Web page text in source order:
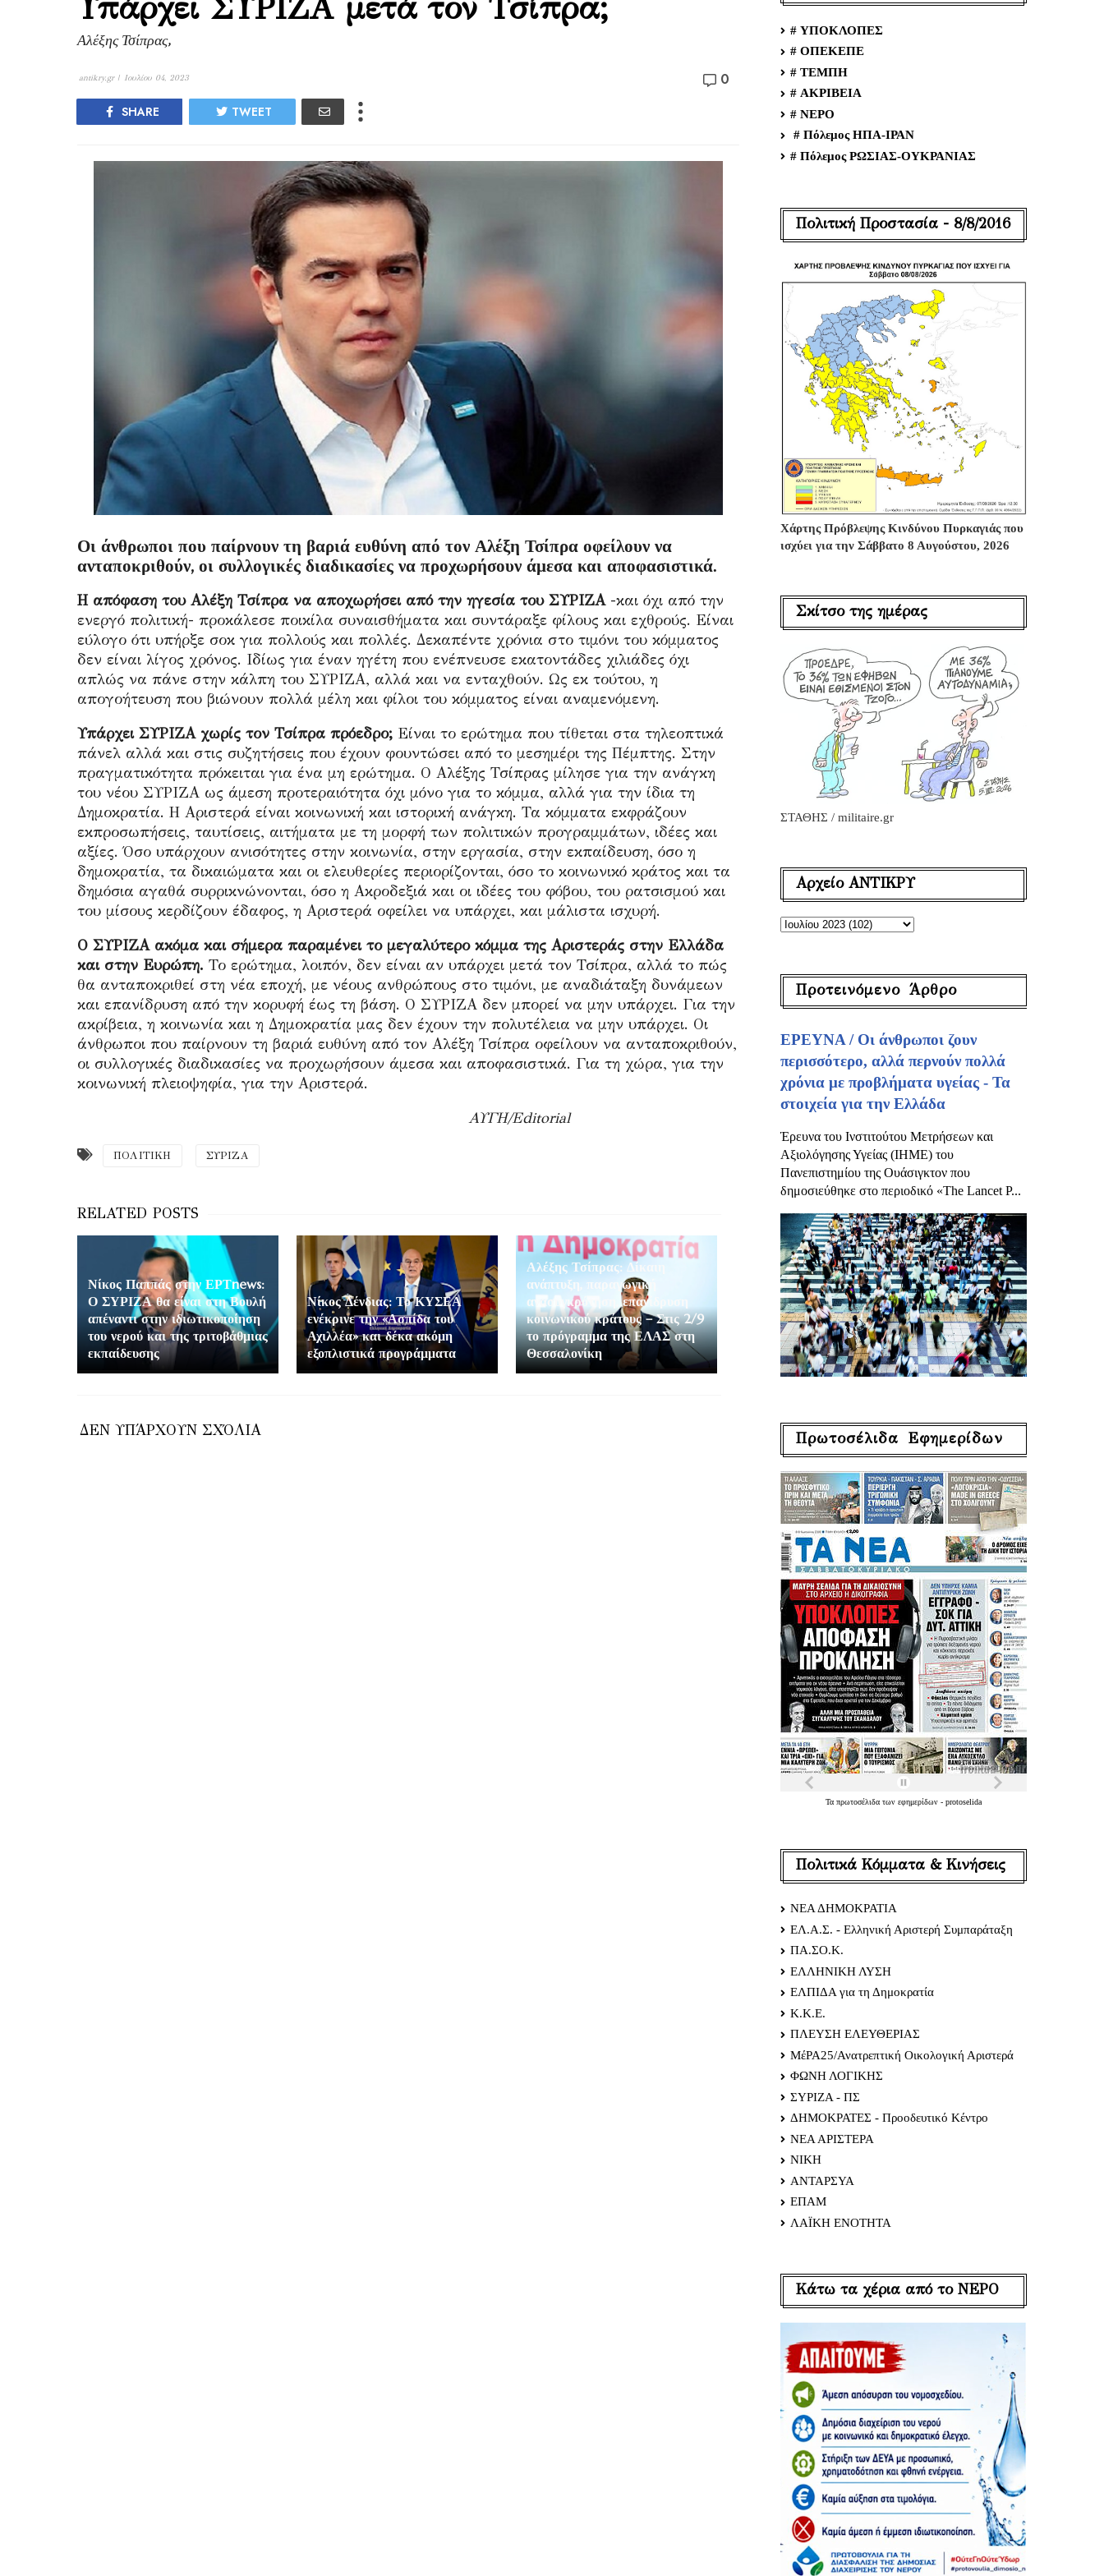
Αλέξης Τσίπρας,
antikry.gr | Ιουλίου 04, 2023 0
SHARE TWEET
Οι άνθρωποι που παίρνουν τη βαριά ευθύνη από τον Αλέξη Τσίπρα οφείλουν να
ανταποκριθούν, οι συλλογικές διαδικασίες να προχωρήσουν άμεσα και αποφασιστικά.
Η απόφαση του Αλέξη Τσίπρα να αποχωρήσει από την ηγεσία του ΣΥΡΙΖΑ-και όχι από την
ενεργό πολιτική- προκάλεσε ποικίλα συναισθήματα και συντάραξε φίλους και εχθρούς. Είναι
εύλογο ότι υπήρξε σοκ για πολλούς και πολλές. Δεκαπέντε χρόνια στο τιμόνι του κόμματος
δεν είναι λίγος χρόνος. Ιδίως για έναν ηγέτη που ενέπνευσε εκατοντάδες χιλιάδες όχι
απλώς να πάνε στην κάλπη του ΣΥΡΙΖΑ, αλλά και να ενταχθούν. Ως εκ τούτου, η
απογοήτευση που βιώνουν πολλά μέλη και φίλοι του κόμματος είναι αναμενόμενη.
Υπάρχει ΣΥΡΙΖΑ χωρίς τον Τσίπρα πρόεδρο; Είναι το ερώτημα που τίθεται στα τηλεοπτικά
πάνελ αλλά και στις συζητήσεις που έχουν φουντώσει από το μεσημέρι της Πέμπτης. Στην
πραγματικότητα πρόκειται για ένα μη ερώτημα. Ο Αλέξης Τσίπρας μίλησε για την ανάγκη
του νέου ΣΥΡΙΖΑ ως άμεση προτεραιότητα όχι μόνο για το κόμμα, αλλά για την ίδια τη
Δημοκρατία. Η Αριστερά είναι κοινωνική και ιστορική ανάγκη. Τα κόμματα εκφράζουν
εκπροσωπήσεις, ταυτίσεις, αιτήματα με τη μορφή των πολιτικών προγραμμάτων, ιδέες και
αξίες. Όσο υπάρχουν ανισότητες στην κοινωνία, στην εργασία, στην εκπαίδευση, όσο η
δημοκρατία, τα δικαιώματα και οι ελευθερίες περιορίζονται, όσο το κοινωνικό κράτος και τα
δημόσια αγαθά συρρικνώνονται, όσο η Ακροδεξιά και οι ιδέες του φόβου, του ρατσισμού και
του μίσους κερδίζουν έδαφος, η Αριστερά οφείλει να υπάρχει, και μάλιστα ισχυρή.
Ο ΣΥΡΙΖΑ ακόμα και σήμερα παραμένει το μεγαλύτερο κόμμα της Αριστεράς στην Ελλάδα
και στην Ευρώπη. Το ερώτημα, λοιπόν, δεν είναι αν υπάρχει μετά τον Τσίπρα, αλλά το πώς
θα ανταποκριθεί στη νέα εποχή, με νέους ανθρώπους στο τιμόνι, με αναδιάταξη δυνάμεων
και επανίδρυση από την κορυφή έως τη βάση. Ο ΣΥΡΙΖΑ δεν μπορεί να μην υπάρχει. Για την
ακρίβεια, η κοινωνία και η Δημοκρατία μας δεν έχουν την πολυτέλεια να μην υπάρχει. Οι
άνθρωποι που παίρνουν τη βαριά ευθύνη από τον Αλέξη Τσίπρα οφείλουν να ανταποκριθούν,
οι συλλογικές διαδικασίες να προχωρήσουν άμεσα και αποφασιστικά. Για τη χώρα, για την
κοινωνική πλειοψηφία, για την Αριστερά.
ΑΥΓΗ/Editorial
ΠΟΛΙΤΙΚΗ ΣΥΡΙΖΑ
Νίκος Παππάς στην ΕΡΤnews:
Ο ΣΥΡΙΖΑ θα είναι στη Βουλή
απέναντι στην ιδιωτικοποίηση
του νερού και της τριτοβάθμιας
εκπαίδευσης
Νίκος Δένδιας: Το ΚΥΣΕΑ
ενέκρινε την «Ασπίδα του
Αχιλλέα» και δέκα ακόμη
εξοπλιστικά προγράμματα
Αλέξης Τσίπρας: Δίκαιη
ανάπτυξη, παραγωγική
ανασυγκρότηση, επανίδρυση
κοινωνικού κράτους – Στις 2/9
το πρόγραμμα της ΕΛΑΣ στη
Θεσσαλονίκη
ΔΕΝ ΥΠΆΡΧΟΥΝ ΣΧΌΛΙΑ
# ΥΠΟΚΛΟΠΕΣ
# ΟΠΕΚΕΠΕ
# ΤΕΜΠΗ
# ΑΚΡΙΒΕΙΑ
# ΝΕΡΟ
# Πόλεμος ΗΠΑ-ΙΡΑΝ
# Πόλεμος ΡΩΣΙΑΣ-ΟΥΚΡΑΝΙΑΣ
Πολιτική Προστασία - 8/8/2016
Χάρτης Πρόβλεψης Κινδύνου Πυρκαγιάς που
ισχύει για την Σάββατο 8 Αυγούστου, 2026
Σκίτσο της ημέρας
ΣΤΑΘΗΣ / militaire.gr
Αρχείο ΑΝΤΙΚΡΥ
Προτεινόμενο Άρθρο
ΕΡΕΥΝΑ / Οι άνθρωποι ζουν
περισσότερο, αλλά περνούν πολλά
χρόνια με προβλήματα υγείας - Τα
στοιχεία για την Ελλάδα
Έρευνα του Ινστιτούτου Μετρήσεων και
Αξιολόγησης Υγείας (IHME) του
Πανεπιστημίου της Ουάσιγκτον που
δημοσιεύθηκε στο περιοδικό «The Lancet P...
Πρωτοσέλιδα Εφημερίδων
Τα πρωτοσέλιδα των εφημερίδων - protoselida
Πολιτικά Κόμματα & Κινήσεις
ΝΕΑ ΔΗΜΟΚΡΑΤΙΑ
ΕΛ.Α.Σ. - Ελληνική Αριστερή Συμπαράταξη
ΠΑ.ΣΟ.Κ.
ΕΛΛΗΝΙΚΗ ΛΥΣΗ
ΕΛΠΙΔΑ για τη Δημοκρατία
Κ.Κ.Ε.
ΠΛΕΥΣΗ ΕΛΕΥΘΕΡΙΑΣ
ΜέΡΑ25/Ανατρεπτική Οικολογική Αριστερά
ΦΩΝΗ ΛΟΓΙΚΗΣ
ΣΥΡΙΖΑ - ΠΣ
ΔΗΜΟΚΡΑΤΕΣ - Προοδευτικό Κέντρο
ΝΕΑ ΑΡΙΣΤΕΡΑ
ΝΙΚΗ
ΑΝΤΑΡΣΥΑ
ΕΠΑΜ
ΛΑΪΚΗ ΕΝΟΤΗΤΑ
Κάτω τα χέρια από το ΝΕΡΟ